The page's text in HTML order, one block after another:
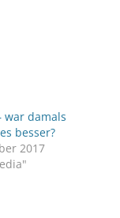
war damals
besser?
2017